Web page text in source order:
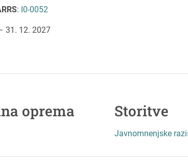
: I0-0052
31. 12. 2027
oprema Storitve
Javnomnenjske